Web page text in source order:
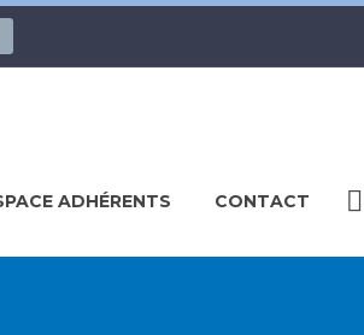
ADHÉRENTS CONTACT